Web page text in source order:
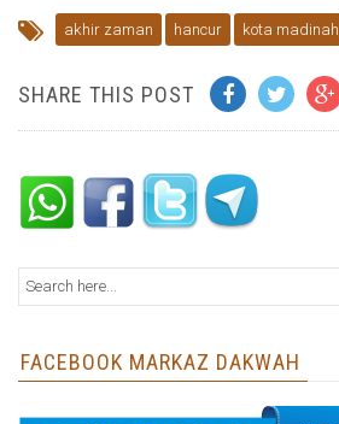
akhir zaman hancur kota madinah
SHARE THIS POST
FACEBOOK MARKAZ DAKWAH